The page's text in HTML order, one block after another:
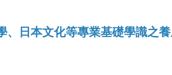
日本文化等專業基礎學識之